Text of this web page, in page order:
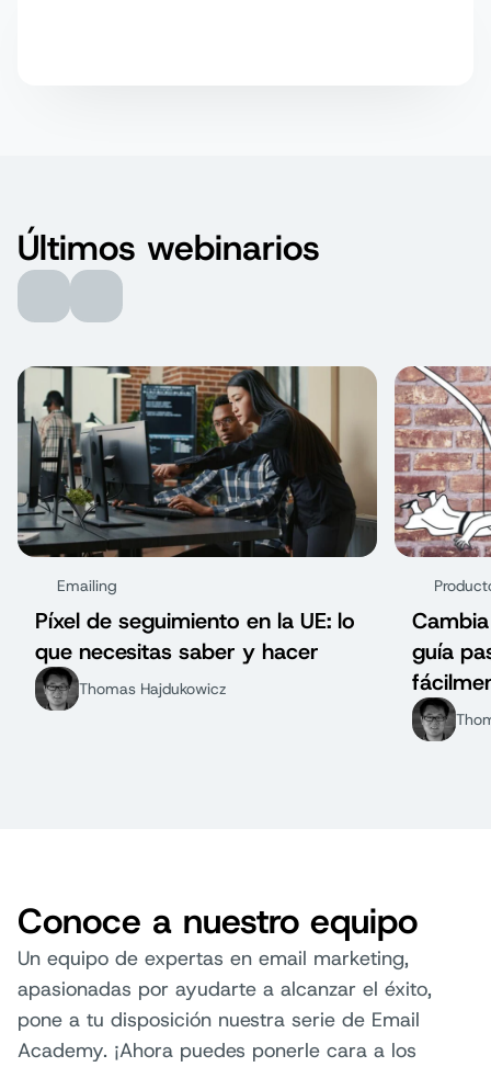
Últimos webinarios
Emailing
Píxel de seguimiento en la UE: lo
que necesitas saber y hacer
Thomas Hajdukowicz
guía
Conoce a nuestro equipo
Un equipo de expertas en email marketing,
apasionadas por ayudarte a alcanzar el éxito,
pone a tu disposición nuestra serie de Email
Academy. ¡Ahora puedes ponerle cara a los